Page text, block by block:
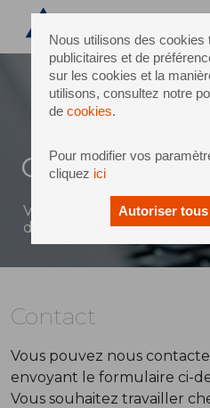
Nous utilisons des cookies
publicitaires et de
sur les cookies et la
utilisons, consultez notre
de cookies.
Pour modifier vos
cliquez ici
Autoriser
Contact
Vous pouvez envoyer un
du formulaire ci-dessous
Contact
Vous pouvez nous
envoyant le formulaire ci-
Vous souhaitez travailler